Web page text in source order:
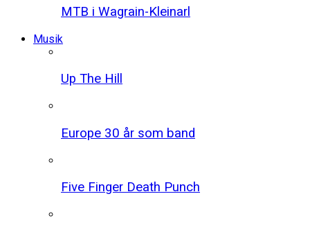
MTB i Wagrain-Kleinarl
Musik
Up The Hill
Europe 30 år som band
Five Finger Death Punch